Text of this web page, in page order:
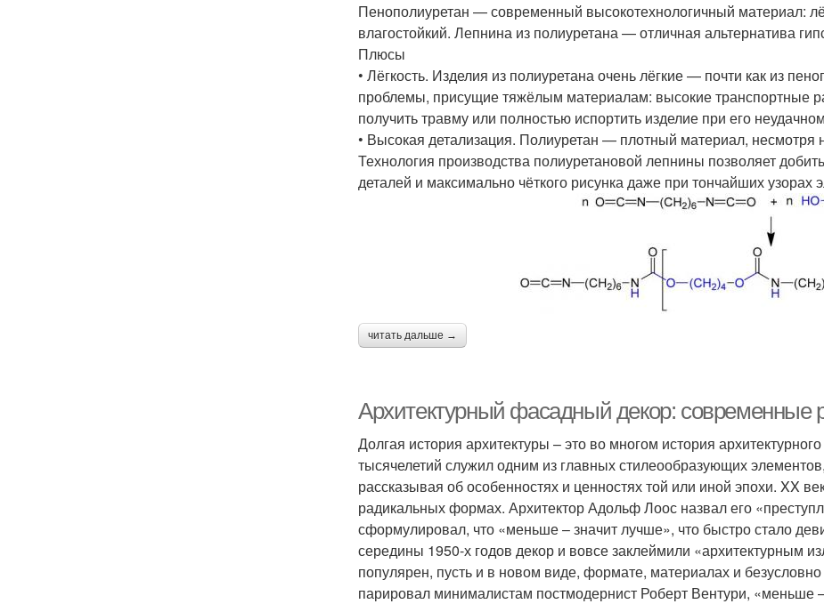
Пенополиуретан — современный высокотехнологичный материал:
влагостойкий. Лепнина из полиуретана — отличная альтернатива
Плюсы
• Лёгкость. Изделия из полиуретана очень лёгкие — почти как из
проблемы, присущие тяжёлым материалам: высокие транспортные
получить травму или полностью испортить изделие при его
• Высокая детализация. Полиуретан — плотный материал, несмотря
Технология производства полиуретановой лепнины позволяет
деталей и максимально чёткого рисунка даже при тончайших узорах
читать дальше →
Архитектурный фасадный декор:
Долгая история архитектуры – это во многом история
тысячелетий служил одним из главных стилеообразующих
рассказывая об особенностях и ценностях той или иной эпохи. XX
радикальных формах. Архитектор Адольф Лоос назвал его
сформулировал, что «меньше – значит лучше», что быстро стало
середины 1950-х годов декор и вовсе заклеймили «архитектурным
популярен, пусть и в новом виде, формате, материалах и
парировал минималистам постмодернист Роберт Вентури, «меньше –